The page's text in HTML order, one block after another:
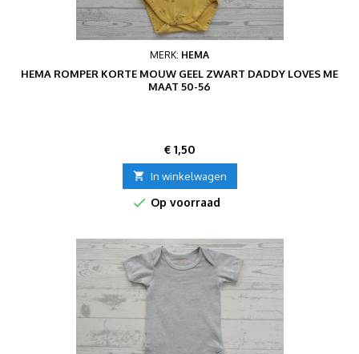
MERK: HEMA
HEMA ROMPER KORTE MOUW GEEL ZWART DADDY LOVES ME
MAAT 50-56
Prijs
€ 1,50
 In winkelwagen
 Op voorraad